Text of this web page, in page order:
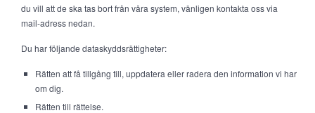
du vill att de ska tas bort från våra system, vänligen kontakta oss via
mail-adress nedan.
Du har följande dataskyddsrättigheter:
Rätten att få tillgång till, uppdatera eller radera den information vi har
om dig.
Rätten till rättelse.